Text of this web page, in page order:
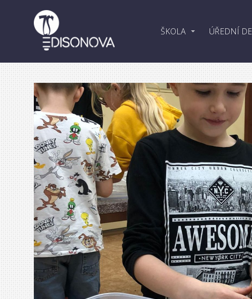
ŠKOLA ÚŘEDNÍ